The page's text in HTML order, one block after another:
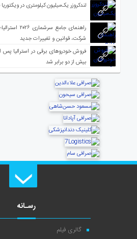
لندکروزر یک‌میلیون کیلومتری در
راهنمای جامع
شرکت، قوانین و تغییرات جدید
فروش خودروهای برقی در استرالیا پس
بیش از دو برابر شد
رسـانه
گالری فیلم